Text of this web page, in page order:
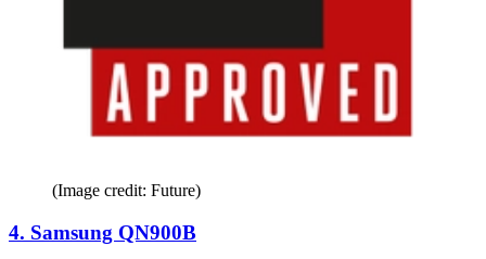
(Image credit: Future)
4. Samsung QN900B